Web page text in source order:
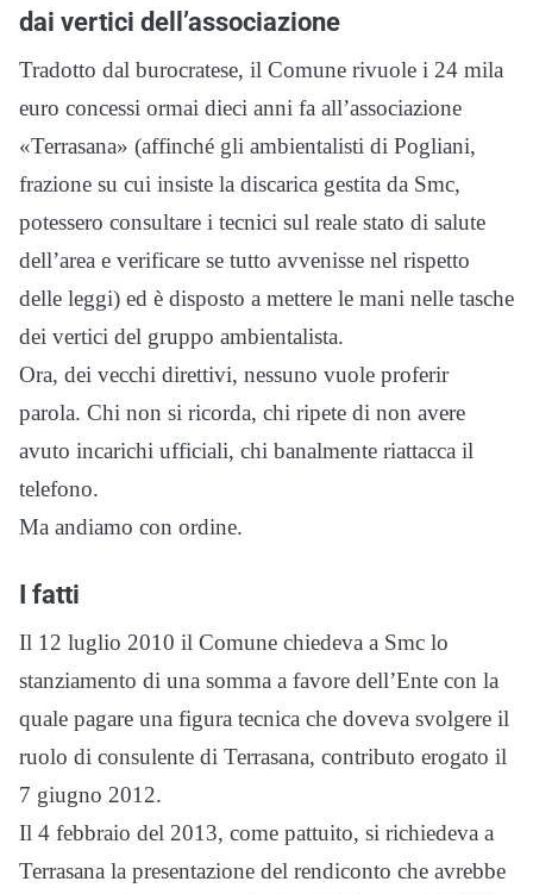
dai vertici dell’associazione
Tradotto dal burocratese, il Comune rivuole i 24 mila
euro concessi ormai dieci anni fa all’associazione
«Terrasana» (affinché gli ambientalisti di Pogliani,
frazione su cui insiste la discarica gestita da Smc,
potessero consultare i tecnici sul reale stato di salute
dell’area e verificare se tutto avvenisse nel rispetto
delle leggi) ed è disposto a mettere le mani nelle tasche
dei vertici del gruppo ambientalista.
Ora, dei vecchi direttivi, nessuno vuole proferir
parola. Chi non si ricorda, chi ripete di non avere
avuto incarichi ufficiali, chi banalmente riattacca il
telefono.
Ma andiamo con ordine.
I fatti
Il 12 luglio 2010 il Comune chiedeva a Smc lo
stanziamento di una somma a favore dell’Ente con la
quale pagare una figura tecnica che doveva svolgere il
ruolo di consulente di Terrasana, contributo erogato il
7 giugno 2012.
Il 4 febbraio del 2013, come pattuito, si richiedeva a
Terrasana la presentazione del rendiconto che avrebbe